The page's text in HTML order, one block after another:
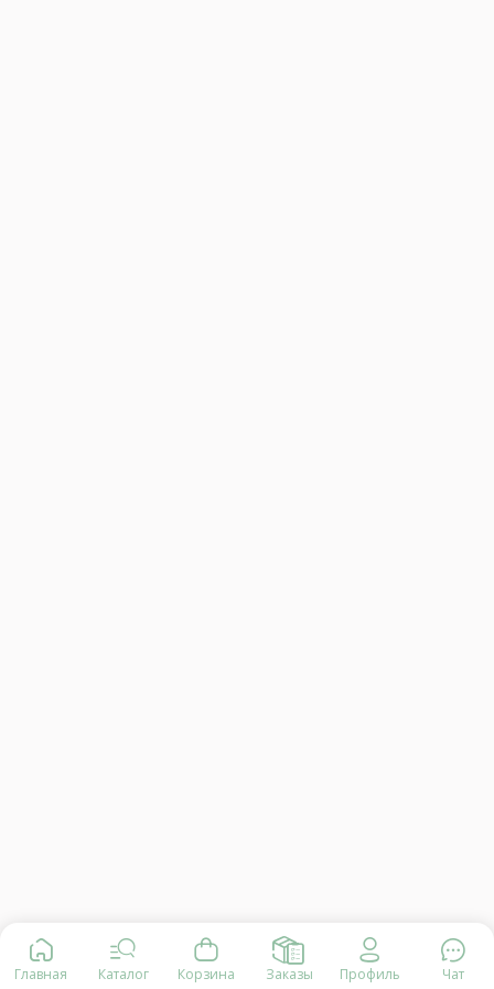
Главная Каталог Корзина Заказы Профиль Чат